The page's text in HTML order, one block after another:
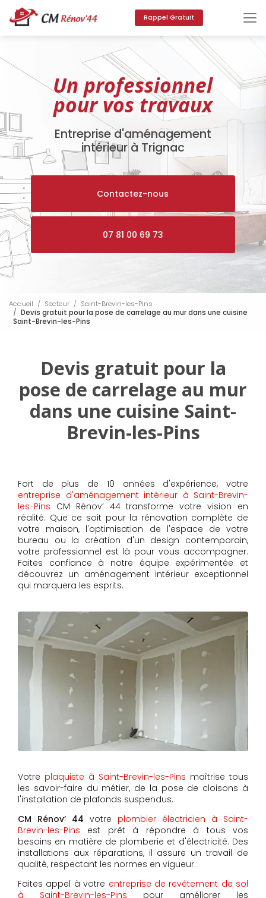
au
contenu
principal
Rappel Gratuit
Un professionnel
pour vos travaux
Entreprise d'aménagement
intérieur à Trignac
Contactez-nous
07 81 00 69 73
Accueil Secteur
Saint-Brevin-les-Pins
Devis gratuit pour la pose de carrelage au mur dans une cuisine
Saint-Brevin-les-Pins
Devis gratuit pour la
pose de carrelage au mur
dans une cuisine Saint-
Brevin-les-Pins
Fort de plus de 10 années d'expérience, votre
entreprise d'aménagement intérieur à Saint-Brevin-
les-Pins CM Rénov’ 44 transforme votre vision en
réalité. Que ce soit pour la rénovation complète de
votre maison, l'optimisation de l'espace de votre
bureau ou la création d'un design contemporain,
votre professionnel est là pour vous accompagner.
Faites confiance à notre équipe expérimentée et
découvrez un aménagement intérieur exceptionnel
qui marquera les esprits.
Votre plaquiste à Saint-Brevin-les-Pins maîtrise tous
les savoir-faire du métier, de la pose de cloisons à
l'installation de plafonds suspendus.
CM Rénov’ 44 votre plombier électricien à Saint-
Brevin-les-Pins est prêt à répondre à tous vos
besoins en matière de plomberie et d'électricité. Des
installations aux réparations, il assure un travail de
qualité, respectant les normes en vigueur.
Faites appel à votre entreprise de revêtement de sol
à Saint-Brevin-les-Pins pour améliorer les